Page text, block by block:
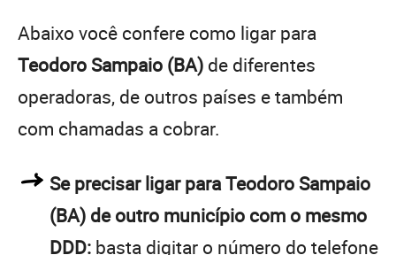
Abaixo você confere como ligar para
Teodoro Sampaio (BA) de diferentes
operadoras, de outros países e também
com chamadas a cobrar.
Se precisar ligar para Teodoro Sampaio
(BA) de outro município com o mesmo
DDD: basta digitar o número do telefone